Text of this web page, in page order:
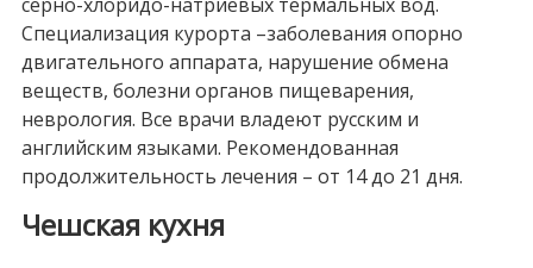
Специализация курорта –заболевания опорно
двигательного аппарата, нарушение обмена
веществ, болезни органов пищеварения,
неврология. Все врачи владеют русским и
английским языками. Рекомендованная
продолжительность лечения – от 14 до 21 дня.
Чешская кухня